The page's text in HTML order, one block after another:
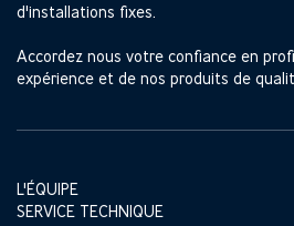
d'installations fixes.
Accordez nous votre confiance en
expérience et de nos produits de
L'ÉQUIPE
SERVICE TECHNIQUE